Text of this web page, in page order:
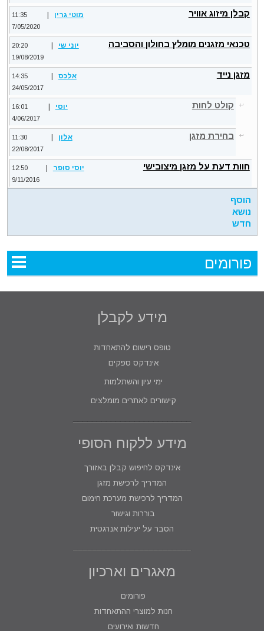
קבלן מיזוג אוויר מוטי גרין |
11:35
7/05/2020
טכנאי מזגנים מומלץ בחולון והסביבה יוני שי |
20:20
19/08/2019
מזגן נייד אלכס |
14:35
24/05/2017
קולט לחות יוסי |
16:01
4/06/2017
בחירת מזגן אלון |
11:30
22/08/2017
חוות דעת על מזגן מיצובישי יוסי סופר |
12:50
9/11/2016
הוסף
נושא
חדש
פורומים
מידע לקבלן
טופס רישום להתאחדות
אינדקס ספקים
ימי עיון והשתלמות
קישורים לאתרים מומלצים
מידע ללקוח הסופי
אינדקס לחיפוש קבלן באזורך
המדריך לרכישת מזגן
המדריך לרכישת מערכת חימום
בוררות וגישור
הסבר על יעילות אנרגטית
מאגרים וארכיון
פורומים
חנות למוצרי ההתאחדות
חדשות ואירועים